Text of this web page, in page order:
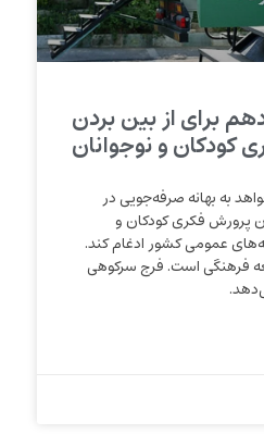
برای از بین بردن
کودکان و نوجوانان
به بهانه صرفه‌جویی در
پرورش فکری کودکان و
عمومی کشور ادغام کند.
فرهنگی است. فرج سرکوهی